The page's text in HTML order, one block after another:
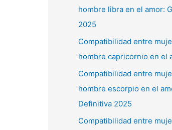
hombre libra en el amor:
2025
Compatibilidad entre
hombre capricornio en el
Compatibilidad entre
hombre escorpio en el
Definitiva 2025
Compatibilidad entre